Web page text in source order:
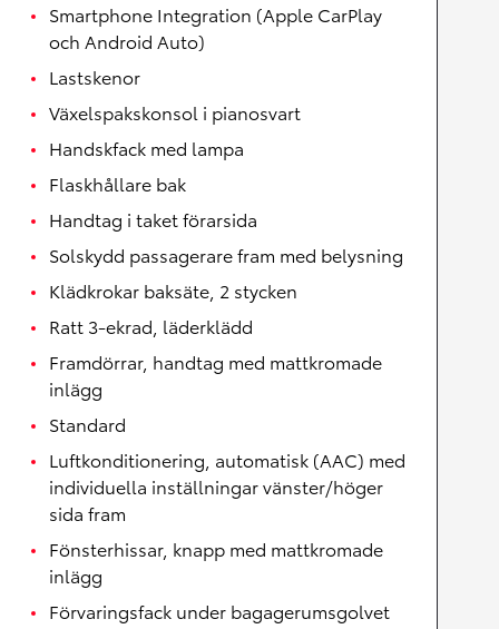
Smartphone Integration (Apple CarPlay
och Android Auto)
Lastskenor
Växelspakskonsol i pianosvart
Handskfack med lampa
Flaskhållare bak
Handtag i taket förarsida
Solskydd passagerare fram med belysning
Klädkrokar baksäte, 2 stycken
Ratt 3-ekrad, läderklädd
Framdörrar, handtag med mattkromade
inlägg
Standard
Luftkonditionering, automatisk (AAC) med
individuella inställningar vänster/höger
sida fram
Fönsterhissar, knapp med mattkromade
inlägg
Förvaringsfack under bagagerumsgolvet